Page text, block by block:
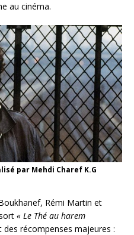
au cinéma.
par Mehdi Charef K.G
Rémi Martin et
« Le Thé au harem
des récompenses majeures :